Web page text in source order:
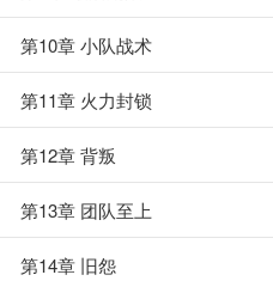
第10章 小队战术
第11章 火力封锁
第12章 背叛
第13章 团队至上
第14章 旧怨